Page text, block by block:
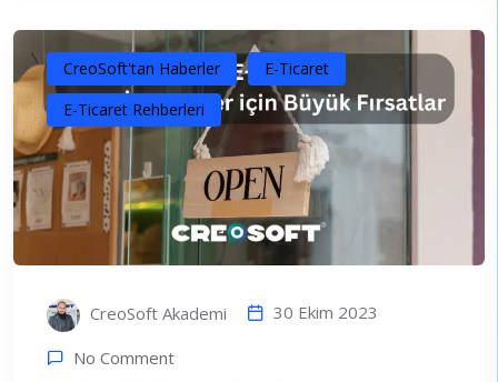
CreoSoft'tan Haberler
E-Ticaret
E-Ticaret Rehberleri
CreoSoft Akademi 30 Ekim 2023
No Comment